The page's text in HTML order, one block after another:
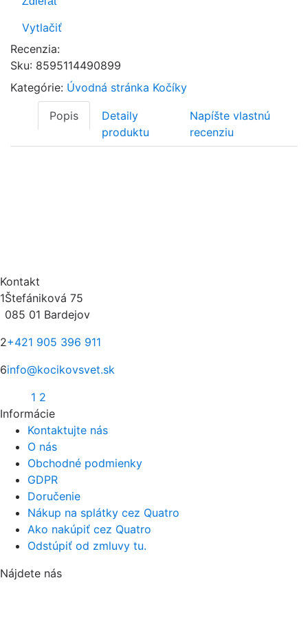
Vytlačiť
Recenzia:
Sku: 8595114490899
Kategórie: Úvodná stránka Kočíky
Popis
Detaily
produktu
Napíšte vlastnú
recenziu
Kontakt
1Štefániková 75
085 01 Bardejov
2+421 905 396 911
6info@kocikovsvet.sk
1 2
Informácie
Kontaktujte nás
O nás
Obchodné podmienky
GDPR
Doručenie
Nákup na splátky cez Quatro
Ako nakúpiť cez Quatro
Odstúpiť od zmluvy tu.
Nájdete nás